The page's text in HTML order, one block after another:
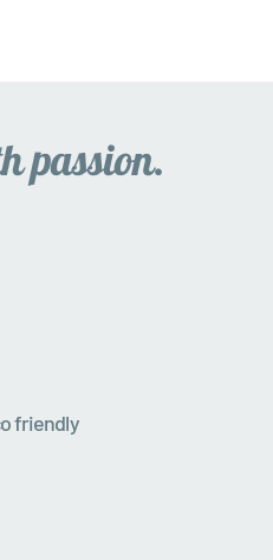
friendly